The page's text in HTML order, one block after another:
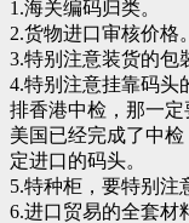
1.海关编码归类。
2.货物进口审核价格。
3.特别注意装货的包
4.特别注意挂靠码头
排香港中检，那一定
美国已经完成了中
定进口的码头。
5.特种柜，要特别注
6.进口贸易的全套材